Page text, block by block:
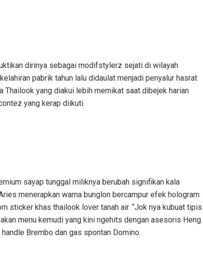
dirinya sebagai modifstylerz sejati di wilayah
pabrik tahun lalu didaulat menjadi penyalur hasrat
yang diakui lebih memikat saat dibejek harian
yang kerap diikuti.
sayap tunggal miliknya berubah signifikan kala
menerapkan warna bunglon bercampur efek hologram
sticker khas thailook lover tanah air. “Jok nya kubuat tipis
menu kemudi yang kini ngehits dengan asesoris Heng
Brembo dan gas spontan Domino.